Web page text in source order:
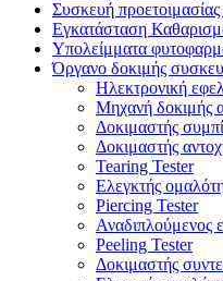
Συσκευή
Εγκατάσταση
Υπολείμματα
Όργανο δοκιμής
Ηλεκτρονική
Μηχανή δοκιμής
Δοκιμαστής
Δοκιμαστής
Tearing Tester
Ελεγκτής
Piercing Tester
Αναδιπλούμενος
Peeling Tester
Δοκιμαστής